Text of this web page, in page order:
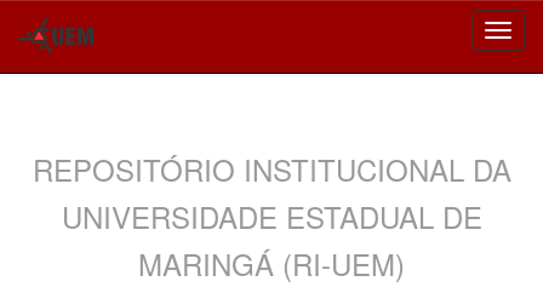
REPOSITÓRIO INSTITUCIONAL DA
UNIVERSIDADE ESTADUAL DE
MARINGÁ (RI-UEM)